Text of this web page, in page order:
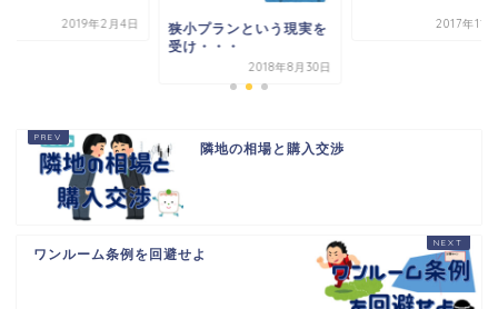
2019年2月4日
狭小プランという現実を
受け・・・
2018年8月30日
2017年11
隣地の相場と購入交渉
ワンルーム条例を回避せよ HOME